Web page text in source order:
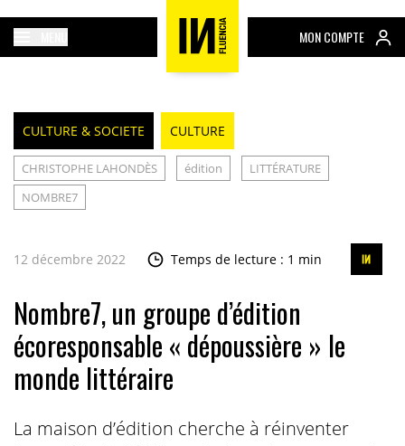
MON COMPTE
CULTURE & SOCIETE CULTURE
CHRISTOPHE LAHONDÈS édition
LITTÉRATURE
NOMBRE7
12 décembre 2022 Temps de lecture : 1 min
Nombre7, un groupe d’édition
écoresponsable « dépoussière » le
monde littéraire
La maison d’édition cherche à réinventer